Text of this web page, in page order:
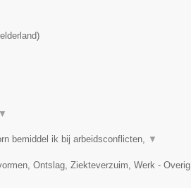
)
▼
bemiddel ik bij arbeidsconflicten, ▼
Ontslag, Ziekteverzuim, Werk - Overig